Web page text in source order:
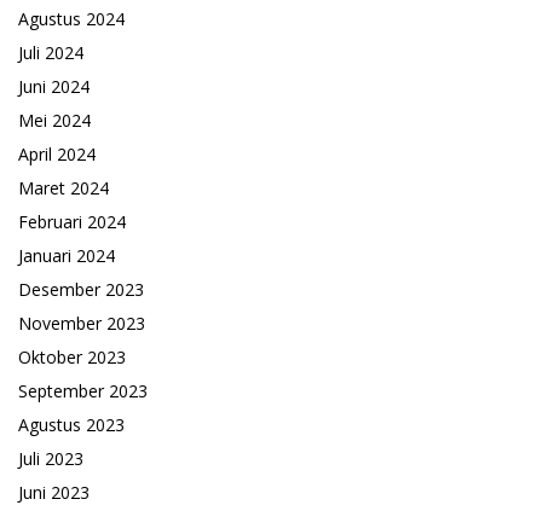
Agustus 2024
Juli 2024
Juni 2024
Mei 2024
April 2024
Maret 2024
Februari 2024
Januari 2024
Desember 2023
November 2023
Oktober 2023
September 2023
Agustus 2023
Juli 2023
Juni 2023